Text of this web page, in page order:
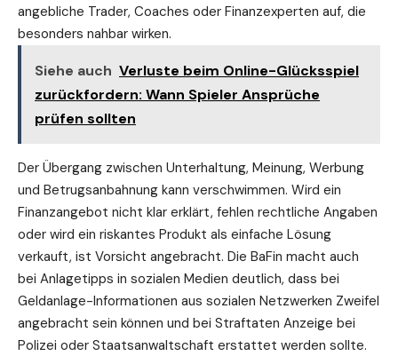
angebliche Trader, Coaches oder Finanzexperten auf, die
besonders nahbar wirken.
Siehe auch Verluste beim Online-Glücksspiel
zurückfordern: Wann Spieler Ansprüche
prüfen sollten
Der Übergang zwischen Unterhaltung, Meinung, Werbung
und Betrugsanbahnung kann verschwimmen. Wird ein
Finanzangebot nicht klar erklärt, fehlen rechtliche Angaben
oder wird ein riskantes Produkt als einfache Lösung
verkauft, ist Vorsicht angebracht. Die BaFin macht auch
bei Anlagetipps in sozialen Medien deutlich, dass bei
Geldanlage-Informationen aus sozialen Netzwerken Zweifel
angebracht sein können und bei Straftaten Anzeige bei
Polizei oder Staatsanwaltschaft erstattet werden sollte.